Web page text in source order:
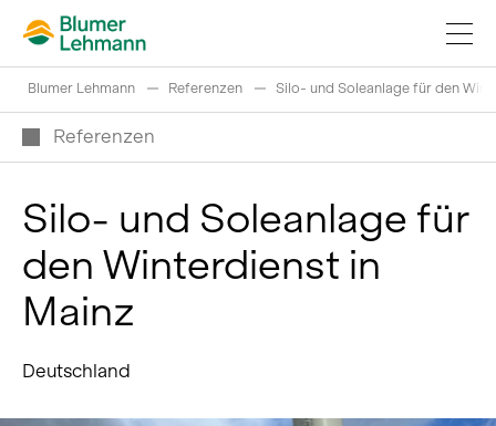
Bauprojekte realisieren
Produkte kaufen
Referenzen
Faszination Holz
Schweizer Rundholz
Blumer Lehmann Referenzen Silo- und Soleanlage für den
Referenzen
Silo- und Soleanlage für
den Winterdienst in
Mainz
Deutschland